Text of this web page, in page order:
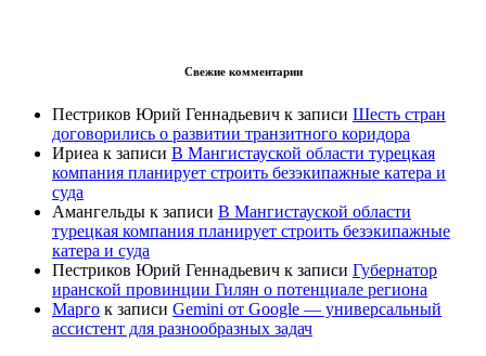
Свежие комментарии
Пестриков Юрий Геннадьевич к записи Шесть стран
договорились о развитии транзитного коридора
Ириеа к записи В Мангистауской области турецкая
компания планирует строить безэкипажные катера и
суда
Амангельды к записи В Мангистауской области
турецкая компания планирует строить безэкипажные
катера и суда
Пестриков Юрий Геннадьевич к записи Губернатор
иранской провинции Гилян о потенциале региона
Марго к записи Gemini от Google — универсальный
ассистент для разнообразных задач